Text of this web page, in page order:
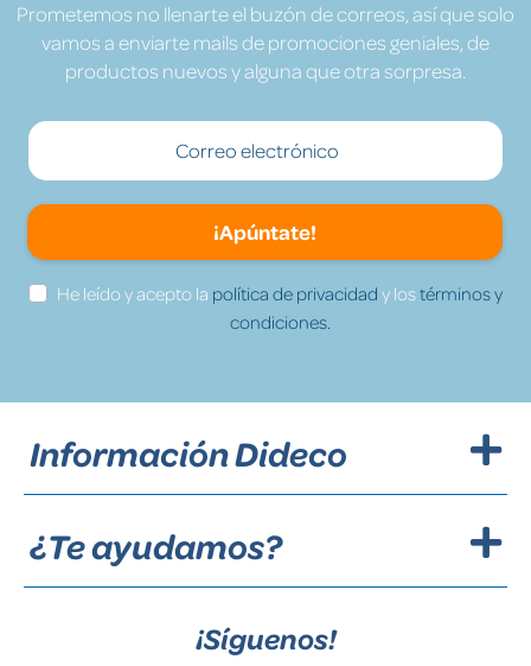
Prometemos no llenarte el buzón de correos, así que solo
vamos a enviarte mails de promociones geniales, de
productos nuevos y alguna que otra sorpresa.
¡Apúntate!
He leído y acepto la política de privacidad y lostérminos y
condiciones.
Información Dideco
¿Te ayudamos?
¡Síguenos!